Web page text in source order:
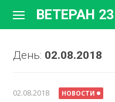
содержимому
ВЕТЕРАН 23
День: 02.08.2018
02.08.2018 НОВОСТИ